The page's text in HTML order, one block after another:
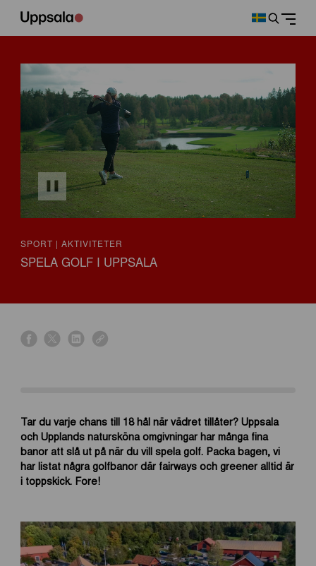
SPORT | AKTIVITETER
SPELA GOLF I UPPSALA
s
o
n
f
a
c
o
o
k
s
o
n
x
s
o
n
l
i
n
d
i
n
s
o
n
l
i
n
Tar du varje chans till 18 hål när vädret tillåter? Uppsala
och Upplands natursköna omgivningar har många fina
banor att slå ut på när du vill spela golf. Packa bagen, vi
har listat några golfbanor där fairways och greener alltid är
i toppskick. Fore!